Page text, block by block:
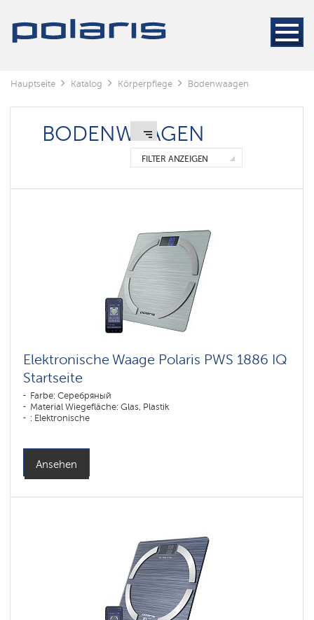
Hauptseite Katalog Körperpflege Bodenwaagen
BODENWAAGEN
FILTER ANZEIGEN
Elektronische Waage Polaris PWS 1886 IQ
Startseite
Farbe: Серебряный
Material Wiegefläche: Glas, Plastik
: Elektronische
Ansehen
напольные
весы